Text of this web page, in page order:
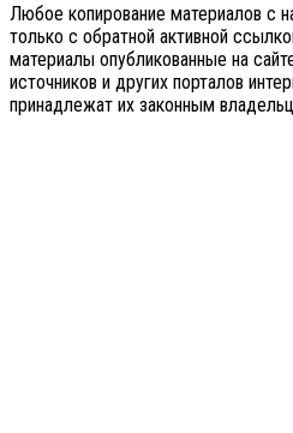
Любое копирование материалов с
только с обратной активной
материалы опубликованные на
источников и других порталов
принадлежат их законным